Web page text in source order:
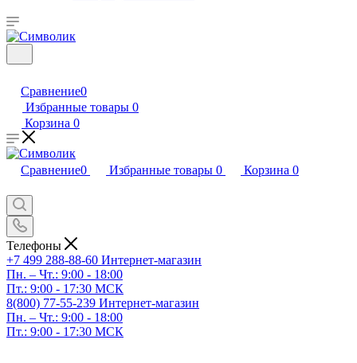
Сравнение0
Избранные товары 0
Корзина 0
Сравнение0 Избранные товары 0 Корзина 0
Телефоны
+7 499 288-88-60 Интернет-магазин
Пн. – Чт.: 9:00 - 18:00
Пт.: 9:00 - 17:30 МСК
8(800) 77-55-239 Интернет-магазин
Пн. – Чт.: 9:00 - 18:00
Пт.: 9:00 - 17:30 МСК